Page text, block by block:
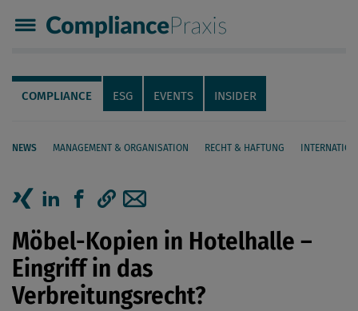
Compliance Praxis
Servicenavigation
Navigation
COMPLIANCE ESG EVENTS INSIDER
NEWS MANAGEMENT & ORGANISATION RECHT & HAFTUNG
Seiteninhalt
Artikel auf Xing teilen
Artikel auf linkedIn teilen
Artikel auf Facebook teilen
Artikellink kopieren
Artikel per Mail teilen
Möbel-Kopien in Hotelhalle –
Eingriff in das
Verbreitungsrecht?